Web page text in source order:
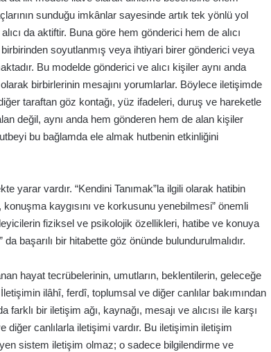
sunduğu imkânlar sayesinde artık tek yönlü yol
da aktiftir. Buna göre hem gönderici hem de alıcı
soyutlanmış veya ihtiyari birer gönderici veya
Bu modelde gönderici ve alıcı kişiler aynı anda
birbirlerinin mesajını yorumlarlar. Böylece iletişimde
taraftan göz kontağı, yüz ifadeleri, duruş ve hareketle
değil, aynı anda hem gönderen hem de alan kişiler
bu bağlamda ele almak hutbenin etkinliğini
yarar vardır. “Kendini Tanımak”la ilgili olarak hatibin
kaygısını ve korkusunu yenebilmesi” önemli
fiziksel ve psikolojik özellikleri, hatibe ve konuya
başarılı bir hitabette göz önünde bulundurulmalıdır.
hayat tecrübelerinin, umutların, beklentilerin, geleceğe
ilâhî, ferdî, toplumsal ve diğer canlılar bakımından
bir iletişim ağı, kaynağı, mesajı ve alıcısı ile karşı
diğer canlılarla iletişimi vardır. Bu iletişimin iletişim
sistem iletişim olmaz; o sadece bilgilendirme ve